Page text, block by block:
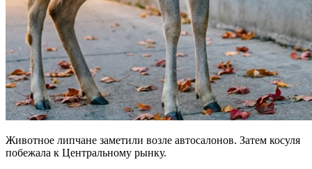
Животное липчане заметили возле автосалонов. Затем косуля
побежала к Центральному рынку.